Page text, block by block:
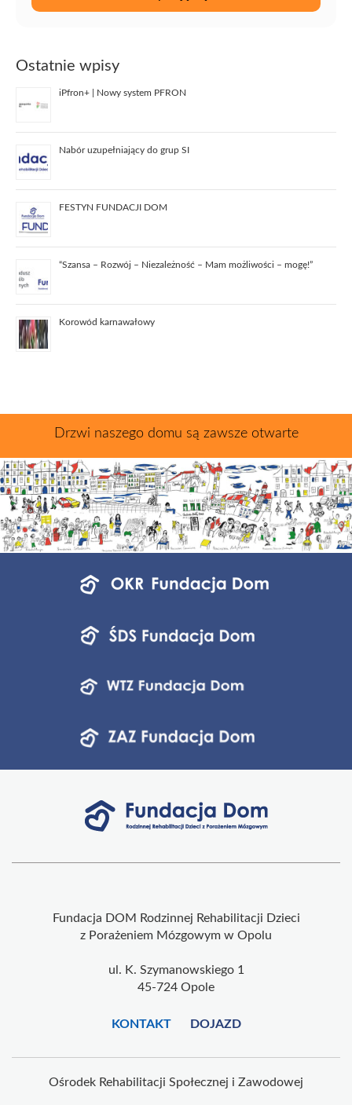
Ostatnie wpisy
iPfron+ | Nowy system PFRON
Nabór uzupełniający do grup SI
FESTYN FUNDACJI DOM
“Szansa – Rozwój – Niezależność – Mam możliwości – mogę!”
Korowód karnawałowy
Drzwi naszego domu są zawsze otwarte
Fundacja DOM Rodzinnej Rehabilitacji Dzieci
z Porażeniem Mózgowym w Opolu
ul. K. Szymanowskiego 1
45-724 Opole
KONTAKT DOJAZD
Ośrodek Rehabilitacji Społecznej i Zawodowej